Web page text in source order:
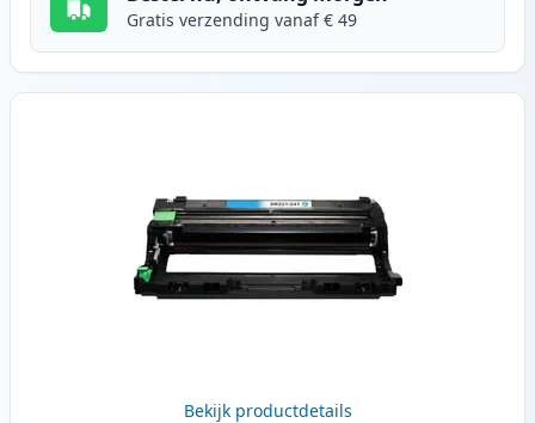
Gratis verzending vanaf € 49
Bekijk productdetails